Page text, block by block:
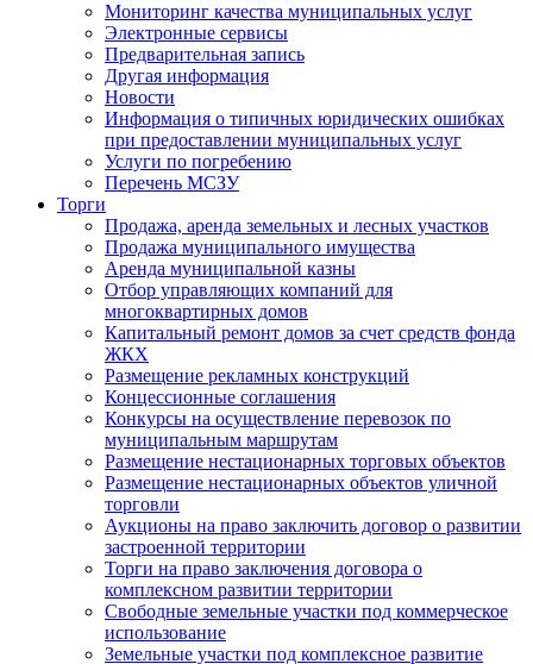
Мониторинг качества муниципальных услуг
Электронные сервисы
Предварительная запись
Другая информация
Новости
Информация о типичных юридических ошибках
при предоставлении муниципальных услуг
Услуги по погребению
Перечень МСЗУ
Торги
Продажа, аренда земельных и лесных участков
Продажа муниципального имущества
Аренда муниципальной казны
Отбор управляющих компаний для
многоквартирных домов
Капитальный ремонт домов за счет средств фонда
ЖКХ
Размещение рекламных конструкций
Концессионные соглашения
Конкурсы на осуществление перевозок по
муниципальным маршрутам
Размещение нестационарных торговых объектов
Размещение нестационарных объектов уличной
торговли
Аукционы на право заключить договор о развитии
застроенной территории
Торги на право заключения договора о
комплексном развитии территории
Свободные земельные участки под коммерческое
использование
Земельные участки под комплексное развитие